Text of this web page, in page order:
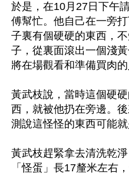
於是，在10月27日下午
傅幫忙。他自己在一旁
子裏有個硬硬的東西，
子，從裏面滾出一個淺
將在場觀看和準備買肉的
黃武枝說，當時這個硬
西，就被他扔在旁邊。
測說這怪怪的東西可能
黃武枝趕緊拿去清洗乾
「怪蛋」長17釐米左右